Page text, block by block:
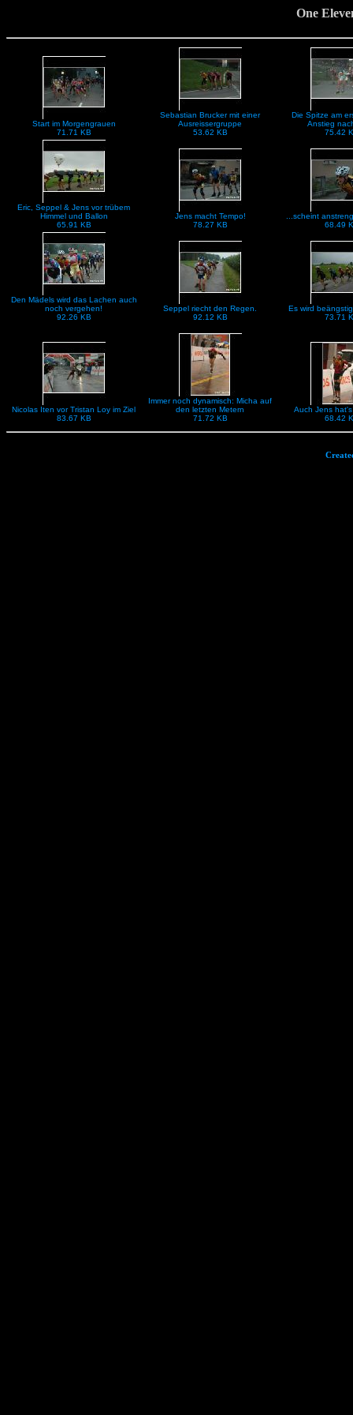
One
Start im Morgengrauen
71.71 KB
Sebastian Brucker mit einer
Ausreissergruppe
53.62 KB
Die Spitze am
Anstieg
75.42
Eric, Seppel & Jens vor trübem
Himmel und Ballon
65.91 KB
Jens macht Tempo!
78.27 KB
...scheint
68.49
Den Mädels wird das Lachen auch
noch vergehen!
92.26 KB
Seppel riecht den Regen.
92.12 KB
Es wird
73.71
Nicolas Iten vor Tristan Loy im Ziel
83.67 KB
Immer noch dynamisch: Micha auf
den letzten Metern
71.72 KB
Auch Jens
68.42